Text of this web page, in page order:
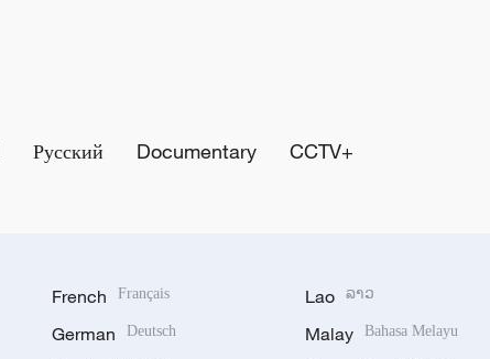
Русский Documentary CCTV+
French Français
German Deutsch
Lao ລາວ
Malay Bahasa Melayu